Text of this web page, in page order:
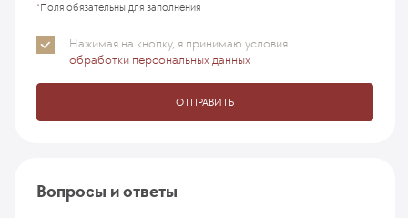
*Поля обязательны для заполнения
Нажимая на кнопку, я принимаю условия
обработки персональных данных
ОТПРАВИТЬ
Вопросы и ответы